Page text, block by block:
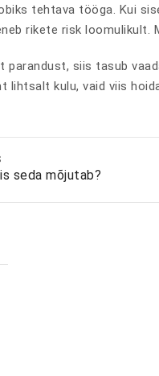
tehtava tööga. Kui
rikete risk
siis tasub
lihtsalt kulu, vaid viis
seda mõjutab?